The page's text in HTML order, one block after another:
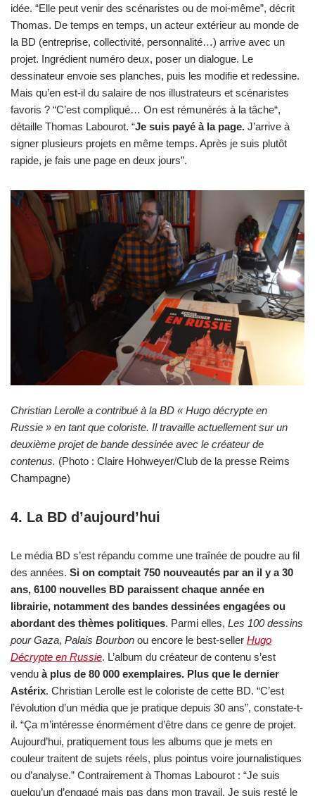
idée. “Elle peut venir des scénaristes ou de moi-même”, décrit
Thomas. De temps en temps, un acteur extérieur au monde de
la BD (entreprise, collectivité, personnalité…) arrive avec un
projet. Ingrédient numéro deux, poser un dialogue. Le
dessinateur envoie ses planches, puis les modifie et redessine.
Mais qu’en est-il du salaire de nos illustrateurs et scénaristes
favoris ? “C’est compliqué… On est rémunérés à la tâche“,
détaille Thomas Labourot. “Je suis payé à la page. J’arrive à
signer plusieurs projets en même temps. Après je suis plutôt
rapide, je fais une page en deux jours”.
Christian Lerolle a contribué à la BD « Hugo décrypte en
Russie » en tant que coloriste. Il travaille actuellement sur un
deuxième projet de bande dessinée avec le créateur de
contenus. (Photo : Claire Hohweyer/Club de la presse Reims
Champagne)
4. La BD d’aujourd’hui
Le média BD s’est répandu comme une traînée de poudre au fil
des années. Si on comptait 750 nouveautés par an il y a 30
ans, 6100 nouvelles BD paraissent chaque année en
librairie, notamment des bandes dessinées engagées ou
abordant des thèmes politiques. Parmi elles, Les 100 dessins
pour Gaza, Palais Bourbon ou encore le best-seller Hugo
Décrypte en Russie. L’album du créateur de contenu s’est
vendu à plus de 80 000 exemplaires. Plus que le dernier
Astérix. Christian Lerolle est le coloriste de cette BD. “C’est
l’évolution d’un média que je pratique depuis 30 ans”, constate-t-
il. “Ça m’intéresse énormément d’être dans ce genre de projet.
Aujourd’hui, pratiquement tous les albums que je mets en
couleur traitent de sujets réels, plus pointus voire journalistiques
ou d’analyse.” Contrairement à Thomas Labourot : “Je suis
quelqu’un d’engagé mais pas dans mon travail. Je suis resté le